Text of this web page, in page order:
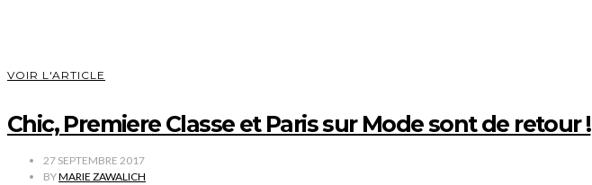
VOIR L'ARTICLE
Chic, Premiere Classe et Paris sur Mode sont de retour !
27 SEPTEMBRE 2017
BYMARIE ZAWALICH